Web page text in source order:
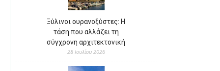
Ξύλινοι ουρανοξύστες: Η
τάση που αλλάζει τη
σύγχρονη αρχιτεκτονική
28 Ιουλίου 2026